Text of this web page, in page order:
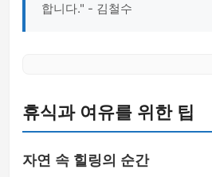
합니다." - 김철수
휴식과 여유를 위한 팁
자연 속 힐링의 순간